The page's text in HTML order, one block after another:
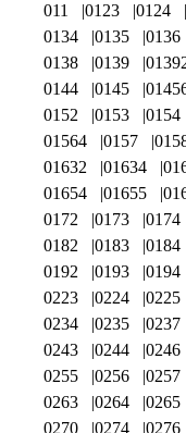
011 0123 0124
0134
0135 0136
0138
0139
0144
0145
0152
0153 0154
01564
0157
01632
01634
01654
01655
0172
0173 0174
0182
0183 0184
0192
0193 0194
0223
0224 0225
0234
0235 0237
0243
0244 0246
0255
0256 0257
0263
0264 0265
0270
0274 0276